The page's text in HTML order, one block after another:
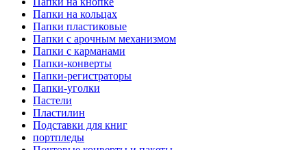
Папки на кольцах
Папки пластиковые
Папки с арочным механизмом
Папки с карманами
Папки-конверты
Папки-регистраторы
Папки-уголки
Пастели
Пластилин
Подставки для книг
портпледы